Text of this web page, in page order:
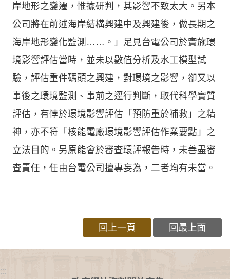
岸地形之變遷，惟據研判，其影響不致太大。另本
公司將在前述海岸結構興建中及興建後，做長期之
海岸地形變化監測……。」足見台電公司於實施環
境影響評估當時，並未以數值分析及水工模型試
驗，評估重件碼頭之興建，對環境之影響，卻又以
事後之環境監測、事前之逕行判斷，取代科學實質
評估，有悖於環境影響評估「預防重於補救」之精
神，亦不符「核能電廠環境影響評估作業要點」之
立法目的。另原能會於審查環評報告時，未善盡審
查責任，任由台電公司擅專妄為，二者均有未當。
回上一頁 回最上面
:::